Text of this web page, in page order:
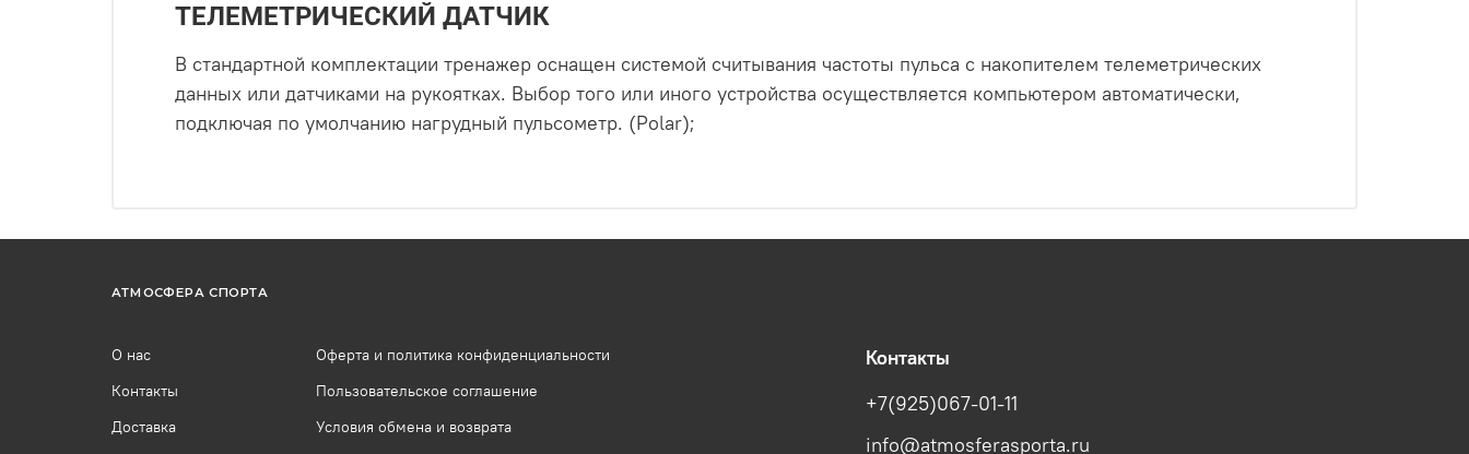
ТЕЛЕМЕТРИЧЕСКИЙ ДАТЧИК
В стандартной комплектации тренажер оснащен системой считывания частоты пульса с накопителем телеметрических
данных или датчиками на рукоятках. Выбор того или иного устройства осуществляется компьютером автоматически,
подключая по умолчанию нагрудный пульсометр. (Polar);
АТМОСФЕРА СПОРТА
О нас
Контакты
Доставка
Оферта и политика конфиденциальности
Пользовательское соглашение
Условия обмена и возврата
Контакты
+7(925)067-01-11
info@atmosferasporta.ru